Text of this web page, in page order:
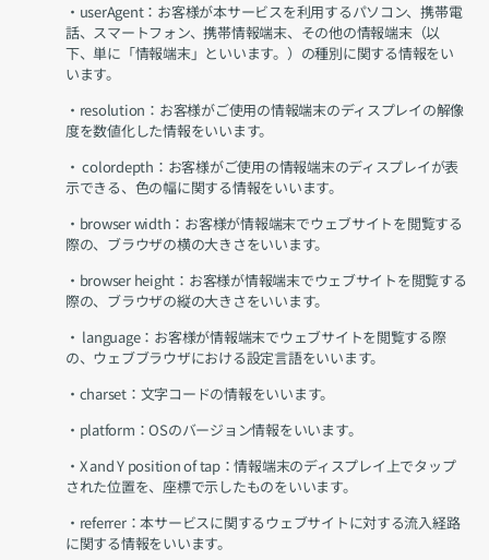
・userAgent：お客様が本サービスを利用するパソコン、携帯電
話、スマートフォン、携帯情報端末、その他の情報端末（以
下、単に「情報端末」といいます。）の種別に関する情報をい
います。
・resolution：お客様がご使用の情報端末のディスプレイの解像
度を数値化した情報をいいます。
・ colordepth：お客様がご使用の情報端末のディスプレイが表
示できる、色の幅に関する情報をいいます。
・browser width：お客様が情報端末でウェブサイトを閲覧する
際の、ブラウザの横の大きさをいいます。
・browser height：お客様が情報端末でウェブサイトを閲覧する
際の、ブラウザの縦の大きさをいいます。
・ language：お客様が情報端末でウェブサイトを閲覧する際
の、ウェブブラウザにおける設定言語をいいます。
・charset：文字コードの情報をいいます。
・platform：OSのバージョン情報をいいます。
・X and Y position of tap：情報端末のディスプレイ上でタップ
された位置を、座標で示したものをいいます。
・referrer：本サービスに関するウェブサイトに対する流入経路
に関する情報をいいます。